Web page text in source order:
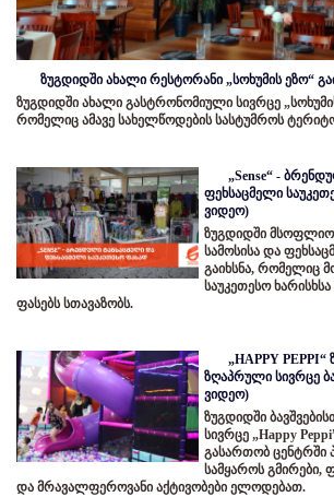
ზუგდიდში ახალი რესტორანი „სოხუმის ეზო“
ზუგდიდში ახალი გასტრონომიული სივრცე
რომელიც ამავე სახელწოდების სასტუმროს
„Sense“ -
ფეხსაცმელი
ვიდეო)
ზუგდიდში
სამოსისა და
გაიხსნა, რომელიც
საუკეთესო
ფასებს სთავაზობს.
„HAPPY
ზღაპრული სივრცე
ვიდეო)
ზუგდიდში
სივრცე „Happy
გასართობ ცენტრში
სამყაროს გმირები,
და მრავალფეროვანი აქტივობები ელოდებათ.